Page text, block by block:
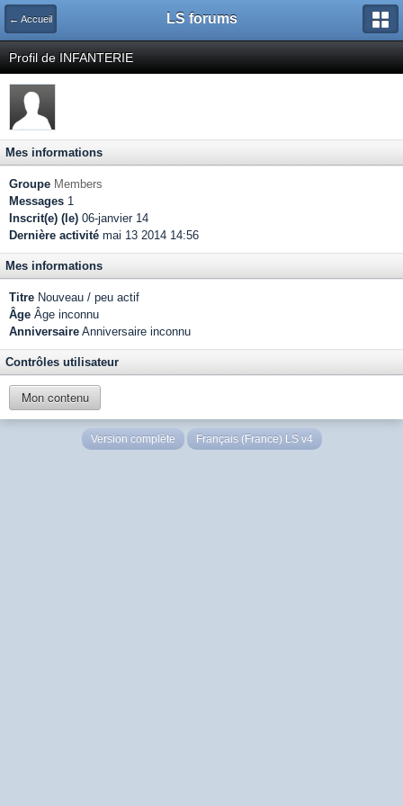
← Accueil LS forums
Profil de INFANTERIE
Mes informations
Groupe Members
Messages 1
Inscrit(e) (le) 06-janvier 14
Dernière activité mai 13 2014 14:56
Mes informations
Titre Nouveau / peu actif
Âge Âge inconnu
Anniversaire Anniversaire inconnu
Contrôles utilisateur
Mon contenu
Version complète Français (France) LS v4